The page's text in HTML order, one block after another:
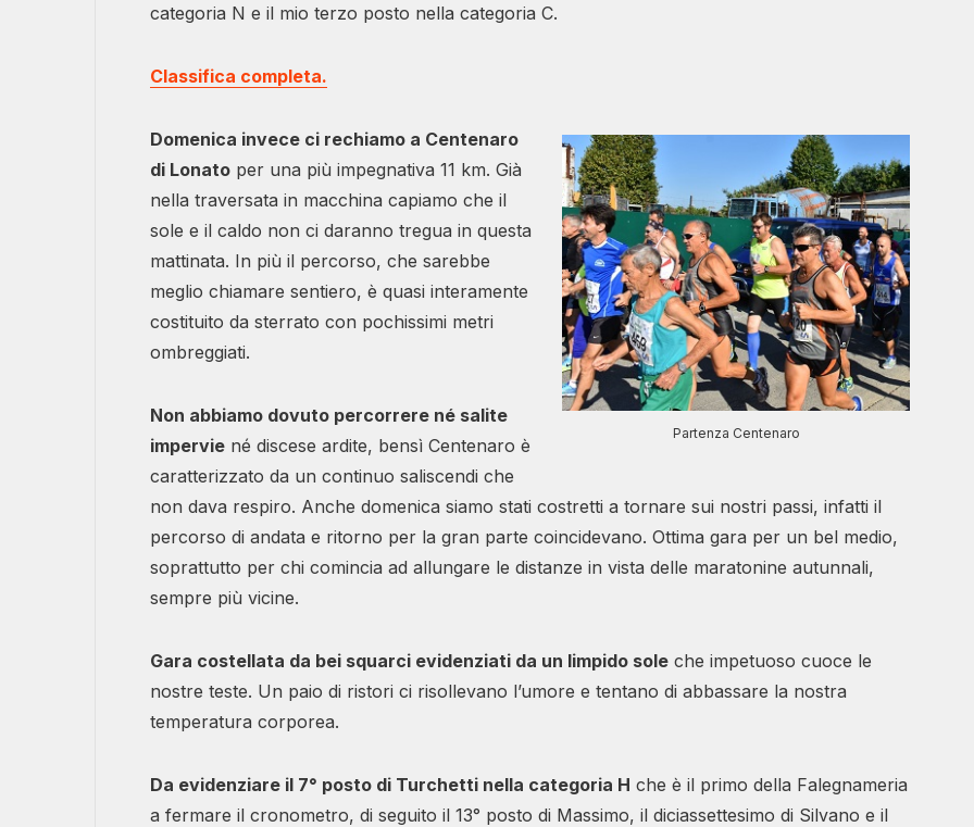
categoria N e il mio terzo posto nella categoria C.
Classifica completa.
Partenza Centenaro
Domenica invece ci rechiamo a Centenaro
di Lonato per una più impegnativa 11 km. Già
nella traversata in macchina capiamo che il
sole e il caldo non ci daranno tregua in questa
mattinata. In più il percorso, che sarebbe
meglio chiamare sentiero, è quasi interamente
costituito da sterrato con pochissimi metri
ombreggiati.
Non abbiamo dovuto percorrere né salite
impervie né discese ardite, bensì Centenaro è
caratterizzato da un continuo saliscendi che
non dava respiro. Anche domenica siamo stati costretti a tornare sui nostri passi, infatti il
percorso di andata e ritorno per la gran parte coincidevano. Ottima gara per un bel medio,
soprattutto per chi comincia ad allungare le distanze in vista delle maratonine autunnali,
sempre più vicine.
Gara costellata da bei squarci evidenziati da un limpido sole che impetuoso cuoce le
nostre teste. Un paio di ristori ci risollevano l’umore e tentano di abbassare la nostra
temperatura corporea.
Da evidenziare il 7° posto di Turchetti nella categoria H che è il primo della Falegnameria
a fermare il cronometro, di seguito il 13° posto di Massimo, il diciassettesimo di Silvano e il